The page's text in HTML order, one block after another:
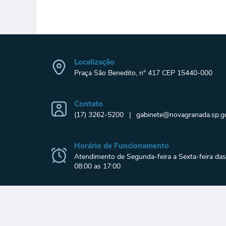
Localização
Praça São Benedito, n° 417 CEP 15440-000
Contato
(17) 3262-5200
Horário de Funcionamento
Atendimento de Segunda-feira a Sexta-feira das
08:00 as 17:00